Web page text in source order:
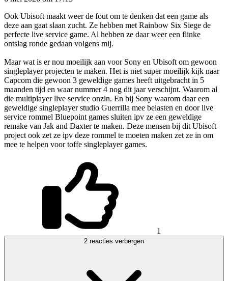
Ook Ubisoft maakt weer de fout om te denken dat een game als
deze aan gaat slaan zucht. Ze hebben met Rainbow Six Siege de
perfecte live service game. Al hebben ze daar weer een flinke
ontslag ronde gedaan volgens mij.
Maar wat is er nou moeilijk aan voor Sony en Ubisoft om gewoon
singleplayer projecten te maken. Het is niet super moeilijk kijk naar
Capcom die gewoon 3 geweldige games heeft uitgebracht in 5
maanden tijd en waar nummer 4 nog dit jaar verschijnt. Waarom al
die multiplayer live service onzin. En bij Sony waarom daar een
geweldige singleplayer studio Guerrilla mee belasten en door live
service rommel Bluepoint games sluiten ipv ze een geweldige
remake van Jak and Daxter te maken. Deze mensen bij dit Ubisoft
project ook zet ze ipv deze rommel te moeten maken zet ze in om
mee te helpen voor toffe singleplayer games.
1
2 reacties verbergen